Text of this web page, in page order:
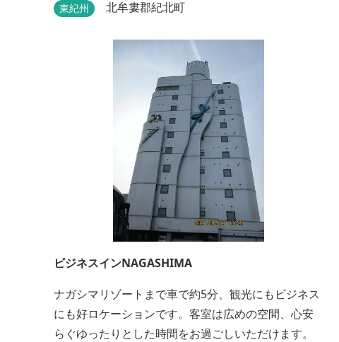
水族館をのぞいてみたり。 また、ウッディークラフ
盛りだくさん。森林浴を楽しんだり、一日中遊び、
ゆったりできます。 紀北町の海の幸をふんだんに使
った海鮮・焼肉バーベキュー。家族で，グループ
で、海辺や川遊び...
東紀州 北牟婁郡紀北町
ビジネスインNAGASHIMA
ナガシマリゾートまで車で約5分、観光にもビジネス
にも好ロケーションです。客室は広めの空間、心安
らぐゆったりとした時間をお過ごしいただけます。